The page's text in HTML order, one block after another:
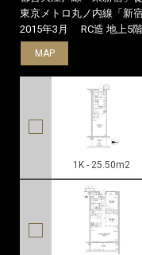
1R - 26.25m2
そ
3室／募集中
ヒューリック
▶ 契約金のお得